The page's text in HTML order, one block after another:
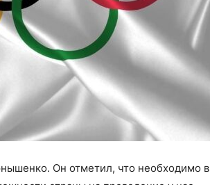
Он отметил, что необходимо в